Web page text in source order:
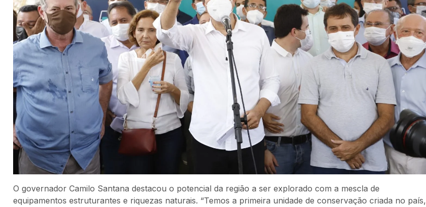
O governador Camilo Santana destacou o potencial da região a ser explorado com a mescla de
equipamentos estruturantes e riquezas naturais. “Temos a primeira unidade de conservação criada no país,